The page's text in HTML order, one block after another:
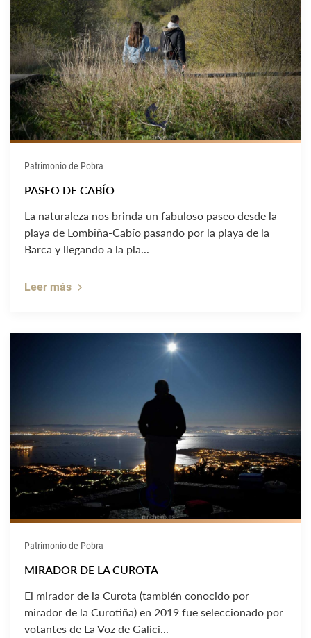
Patrimonio de Pobra
PASEO DE CABÍO
La naturaleza nos brinda un fabuloso paseo desde la
playa de Lombiña-Cabío pasando por la playa de la
Barca y llegando a la pla...
Leer más
Patrimonio de Pobra
MIRADOR DE LA CUROTA
El mirador de la Curota (también conocido por
mirador de la Curotiña) en 2019 fue seleccionado por
votantes de La Voz de Galici...